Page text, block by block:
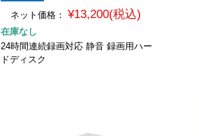
ネット価格：
¥13,200(税込)
在庫なし
24時間連続録画対応 静音 録画用ハー
ドディスク